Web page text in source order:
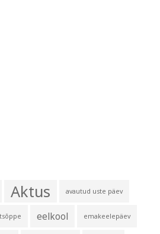
Aktus avautud uste päev
eelkool emakeelepäev